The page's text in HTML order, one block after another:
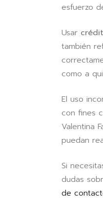
esfuerzo
Usar
también
como a
El uso
con fines
Valentina
puedan
Si
dudas
de